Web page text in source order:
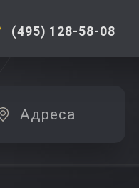
(495) 128-58-08
Адреса